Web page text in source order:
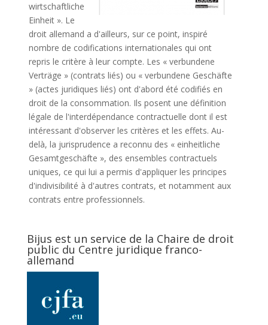
wirtschaftliche
Einheit ». Le
droit allemand a d'ailleurs, sur ce point, inspiré
nombre de codifications internationales qui ont
repris le critère à leur compte. Les « verbundene
Verträge » (contrats liés) ou « verbundene Geschäfte
» (actes juridiques liés) ont d'abord été codifiés en
droit de la consommation. Ils posent une définition
légale de l'interdépendance contractuelle dont il est
intéressant d'observer les critères et les effets. Au-
delà, la jurisprudence a reconnu des « einheitliche
Gesamtgeschäfte », des ensembles contractuels
uniques, ce qui lui a permis d'appliquer les principes
d'indivisibilité à d'autres contrats, et notamment aux
contrats entre professionnels.
Bijus est un service de la Chaire de droit
public du Centre juridique franco-
allemand